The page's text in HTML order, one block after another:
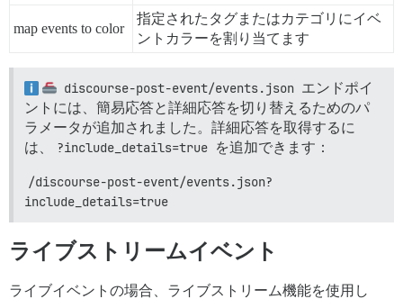
map events to color
指定されたタグまたはカテゴリにイベ
ントカラーを割り当てます
discourse-post-event/events.json エンドポイ
ントには、簡易応答と詳細応答を切り替えるためのパ
ラメータが追加されました。詳細応答を取得するに
は、
?include_details=true を追加できます：
/discourse-post-event/events.json?
include_details=true
ライブストリームイベント
ライブイベントの場合、ライブストリーム機能を使用し